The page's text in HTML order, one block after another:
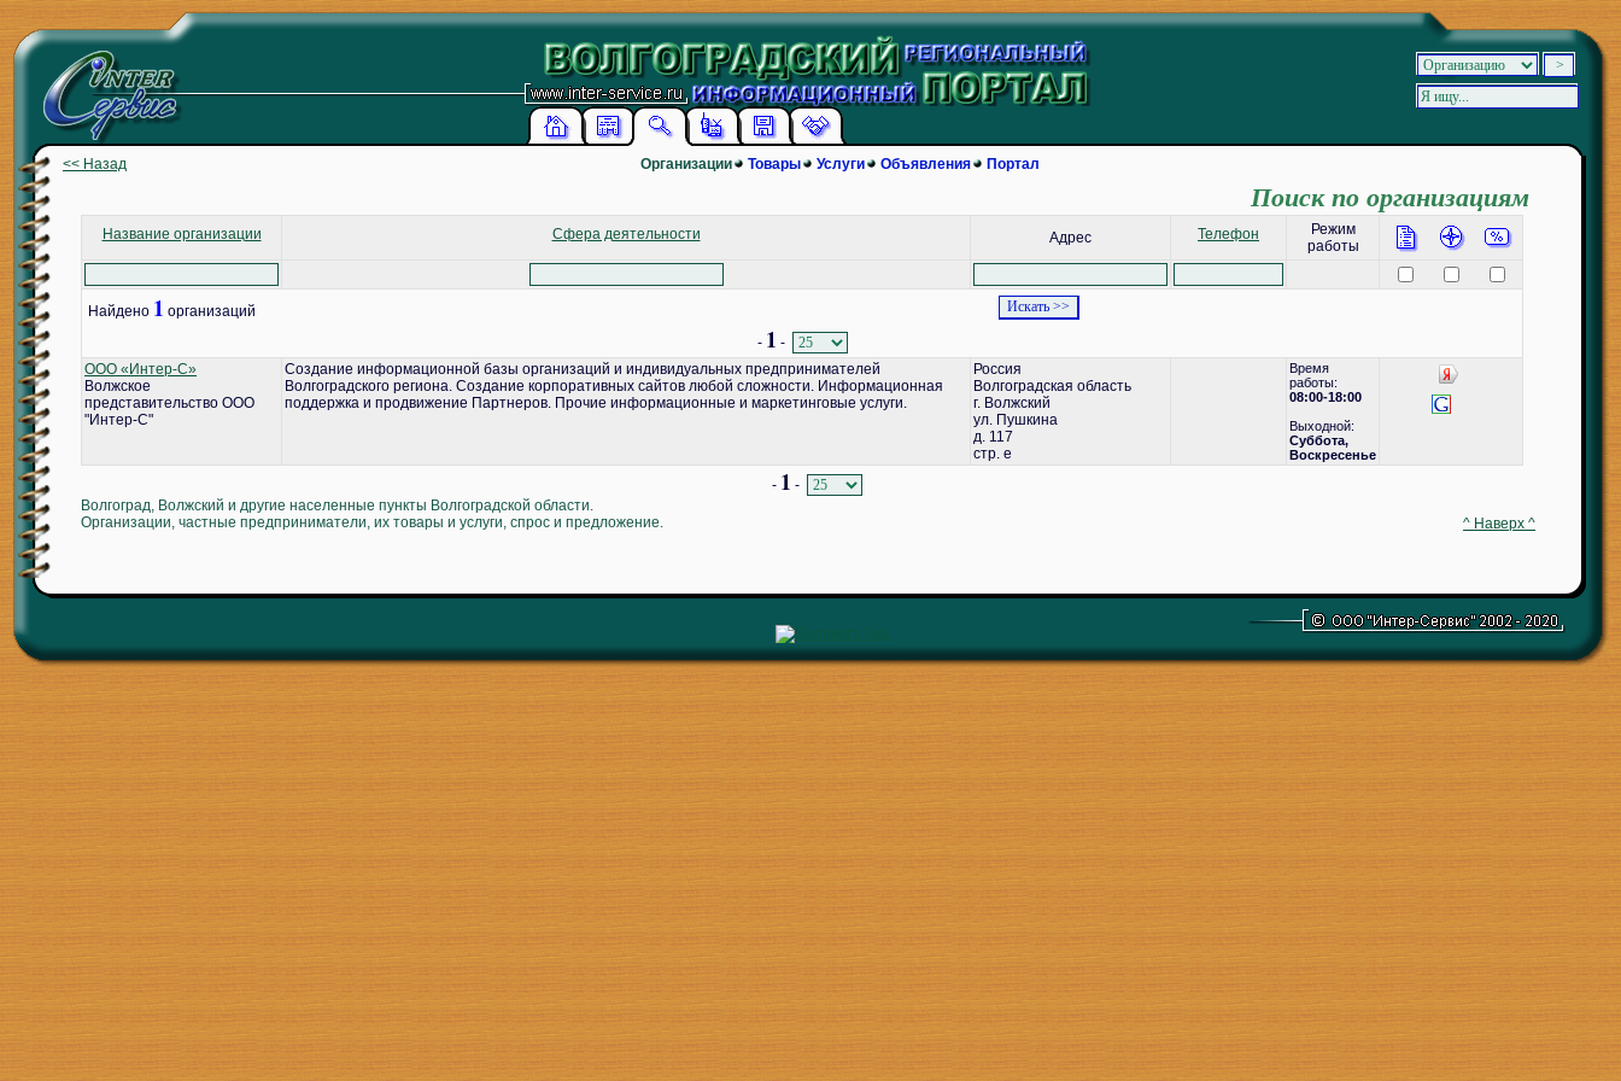
<< Назад Организации Товары Услуги Объявления Портал
Поиск по организациям
Название организации Сфера деятельности Адрес Телефон
Режим
работы
Найдено 1 организаций
- 1 -
ООО «Интер-С»
Волжское
представительство ООО
"Интер-С"
Создание информационной базы организаций и индивидуальных предпринимателей
Волгоградского региона. Создание корпоративных сайтов любой сложности. Информационная
поддержка и продвижение Партнеров. Прочие информационные и маркетинговые услуги.
Россия
Волгоградская область
г. Волжский
ул. Пушкина
д. 117
стр. е
Время
работы:
08:00-18:00
Выходной:
Суббота,
Воскресенье
- 1 -
Волгоград, Волжский и другие населенные пункты Волгоградской области.
Организации, частные предприниматели, их товары и услуги, спрос и предложение.
^ Наверх ^